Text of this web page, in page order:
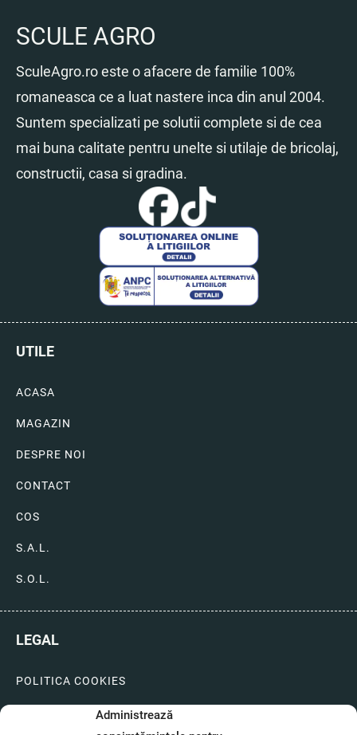
Administrează
SCULE AGRO
SculeAgro.ro este o afacere de familie 100%
romaneasca ce a luat nastere inca din anul 2004.
Suntem specializati pe solutii complete si de cea
mai buna calitate pentru unelte si utilaje de bricolaj,
constructii, casa si gradina.
UTILE
ACASA
MAGAZIN
DESPRE NOI
CONTACT
COS
S.A.L.
S.O.L.
LEGAL
POLITICA COOKIES
LIVRARI SI PLATI